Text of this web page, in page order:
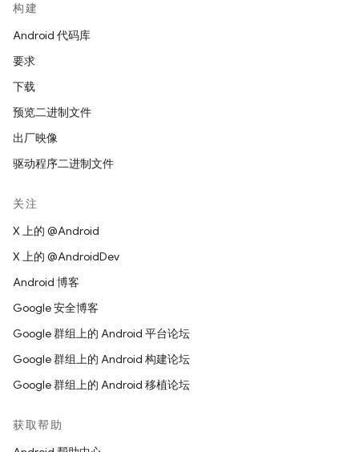
构建
Android 代码库
要求
下载
预览二进制文件
出厂映像
驱动程序二进制文件
关注
X 上的 @Android
X 上的 @AndroidDev
Android 博客
Google 安全博客
Google 群组上的 Android 平台论坛
Google 群组上的 Android 构建论坛
Google 群组上的 Android 移植论坛
获取帮助